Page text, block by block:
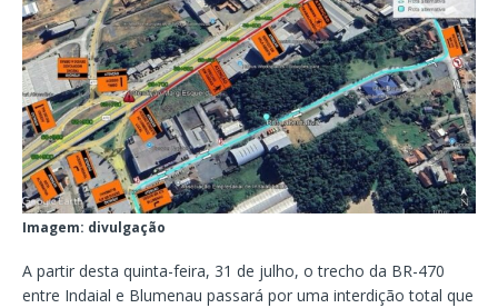
Imagem: divulgação
A partir desta quinta-feira, 31 de julho, o trecho da BR-470
entre Indaial e Blumenau passará por uma interdição total que